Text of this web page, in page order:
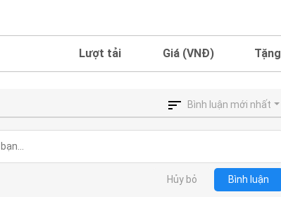
Lượt tải Giá (VNĐ) Tặng
Bình luận mới nhất
Hủy bỏ Bình luận